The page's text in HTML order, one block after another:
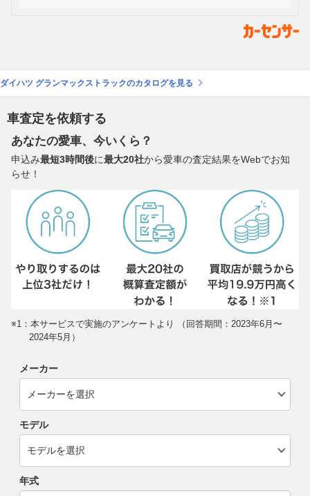
ダイハツ グランマックストラックのカタログを見る
車査定を依頼する
あなたの愛車、今いくら？
申込み最短3時間後に最大20社から愛車の査定結果をWebでお知
らせ！
※1：本サービスで実施のアンケートより （回答期間：2023年6月〜
2024年5月）
メーカー
モデル
年式